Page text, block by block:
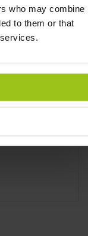
who may combine
to them or that
Det